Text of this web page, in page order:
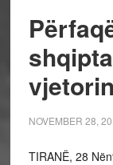
NOVEMBER 28,
TIRANË, 28